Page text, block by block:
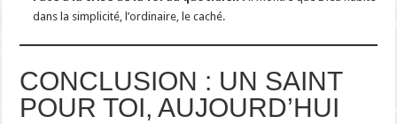
dans la simplicité, l’ordinaire, le caché.
CONCLUSION : UN SAINT
POUR TOI, AUJOURD’HUI